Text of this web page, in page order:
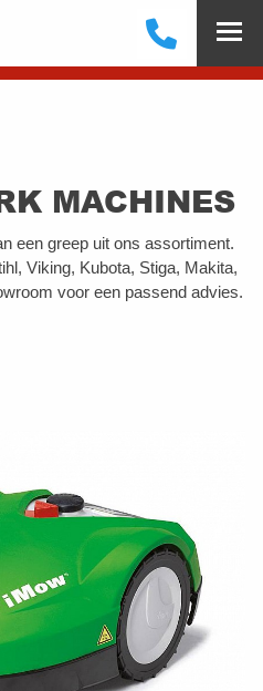
MACHINES
een greep uit ons assortiment.
Viking, Kubota, Stiga, Makita,
voor een passend advies.